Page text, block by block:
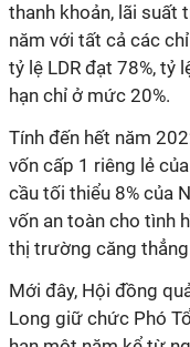
thanh khoản, lãi suất
năm với tất cả các
tỷ lệ LDR đạt 78%, tỷ
hạn chỉ ở mức 20%.
Tính đến hết năm
vốn cấp 1 riêng lẻ
cầu tối thiểu 8% của
vốn an toàn cho tình
thị trường căng
Mới đây, Hội đồng
Long giữ chức Phó